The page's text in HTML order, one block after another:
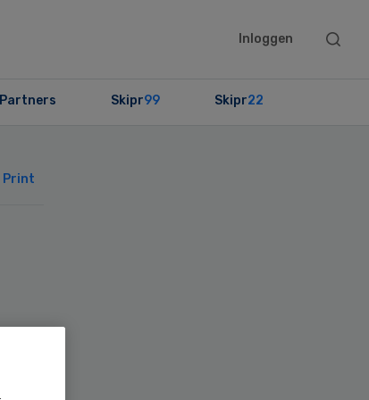
Inloggen
Search
Partners Skipr99 Skipr22
Print